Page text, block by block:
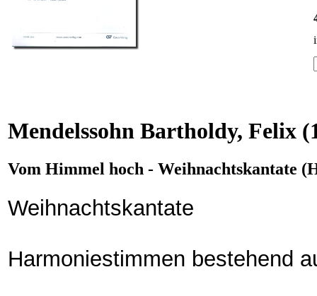
Mendelssohn Bartholdy, Felix
Vom Himmel hoch - Weihnachtskantate
Weihnachtskantate
Harmoniestimmen bestehend